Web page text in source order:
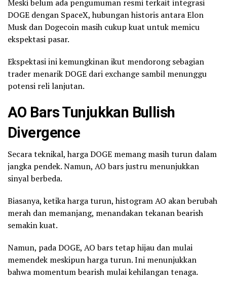
Meski belum ada pengumuman resmi terkait integrasi
DOGE dengan SpaceX, hubungan historis antara Elon
Musk dan Dogecoin masih cukup kuat untuk memicu
ekspektasi pasar.
Ekspektasi ini kemungkinan ikut mendorong sebagian
trader menarik DOGE dari exchange sambil menunggu
potensi reli lanjutan.
AO Bars Tunjukkan Bullish
Divergence
Secara teknikal, harga DOGE memang masih turun dalam
jangka pendek. Namun, AO bars justru menunjukkan
sinyal berbeda.
Biasanya, ketika harga turun, histogram AO akan berubah
merah dan memanjang, menandakan tekanan bearish
semakin kuat.
Namun, pada DOGE, AO bars tetap hijau dan mulai
memendek meskipun harga turun. Ini menunjukkan
bahwa momentum bearish mulai kehilangan tenaga.